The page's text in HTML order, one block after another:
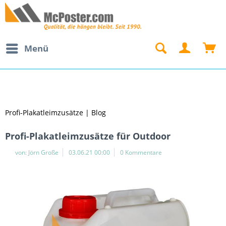
Menü
Profi-Plakatleimzusätze | Blog
Profi-Plakatleimzusätze für Outdoor
von: Jörn Große 03.06.21 00:00 0 Kommentare